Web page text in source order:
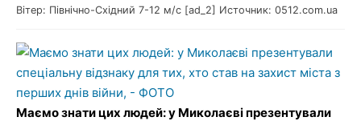
Вітер: Північно-Східний 7-12 м/с [ad_2] Источник: 0512.com.ua
Маємо знати цих людей: у Миколаєві презентували